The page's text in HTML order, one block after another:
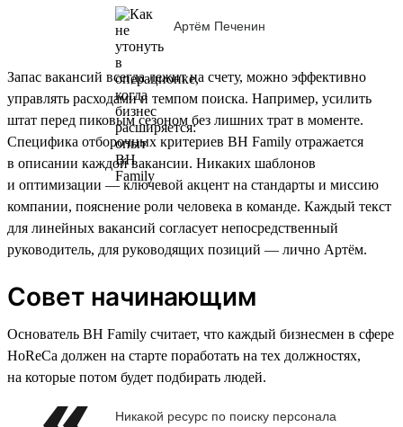
Артём Печенин
Запас вакансий всегда лежит на счету, можно эффективно
управлять расходами и темпом поиска. Например, усилить
штат перед пиковым сезоном без лишних трат в моменте.
Специфика отборочных критериев BH Family отражается
в описании каждой вакансии. Никаких шаблонов
и оптимизации — ключевой акцент на стандарты и миссию
компании, пояснение роли человека в команде. Каждый текст
для линейных вакансий согласует непосредственный
руководитель, для руководящих позиций — лично Артём.
Совет начинающим
Основатель BH Family считает, что каждый бизнесмен в сфере
HoReCa должен на старте поработать на тех должностях,
на которые потом будет подбирать людей.
Никакой ресурс по поиску персонала